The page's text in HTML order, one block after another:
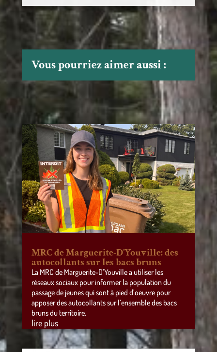
Vous pourriez aimer aussi :
MRC de Marguerite-D’Youville: des
autocollants sur les bacs bruns
La MRC de Marguerite-D’Youville a utiliser les
réseaux sociaux pour informer la population du
passage de jeunes qui sont à pied d’oeuvre pour
apposer des autocollants sur l’ensemble des bacs
bruns du territoire.
lire plus